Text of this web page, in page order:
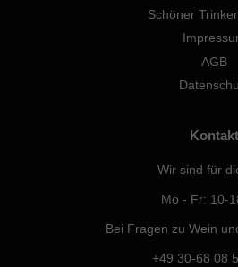
Schöner
AGB
Kontakt
Wir sind für
Mo - Fr: 10-
Bei Fragen zu Wein
+49 30-68 08